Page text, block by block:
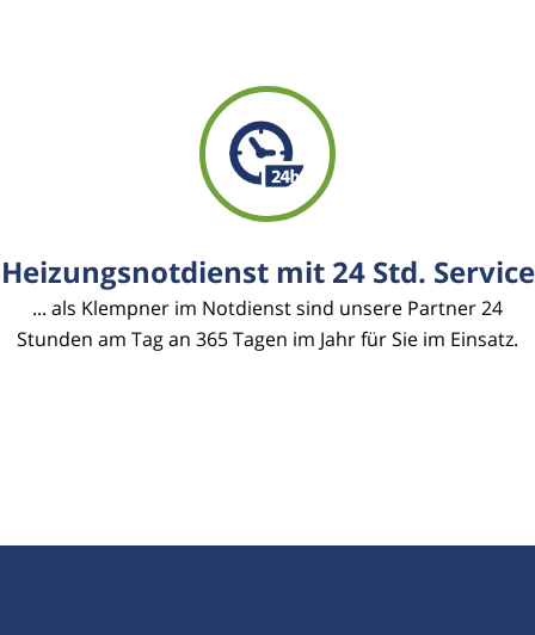
Heizungsnotdienst mit 24 Std. Service
... als Klempner im Notdienst sind unsere Partner 24
Stunden am Tag an 365 Tagen im Jahr für Sie im Einsatz.